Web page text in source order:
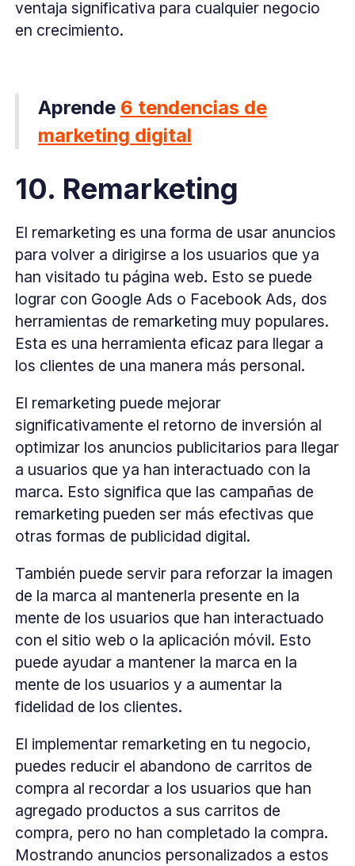
ventaja significativa para cualquier negocio
en crecimiento.
Aprende 6 tendencias de
marketing digital
10. Remarketing
El remarketing es una forma de usar anuncios
para volver a dirigirse a los usuarios que ya
han visitado tu página web. Esto se puede
lograr con Google Ads o Facebook Ads, dos
herramientas de remarketing muy populares.
Esta es una herramienta eficaz para llegar a
los clientes de una manera más personal.
El remarketing puede mejorar
significativamente el retorno de inversión al
optimizar los anuncios publicitarios para llegar
a usuarios que ya han interactuado con la
marca. Esto significa que las campañas de
remarketing pueden ser más efectivas que
otras formas de publicidad digital.
También puede servir para reforzar la imagen
de la marca al mantenerla presente en la
mente de los usuarios que han interactuado
con el sitio web o la aplicación móvil. Esto
puede ayudar a mantener la marca en la
mente de los usuarios y a aumentar la
fidelidad de los clientes.
El implementar remarketing en tu negocio,
puedes reducir el abandono de carritos de
compra al recordar a los usuarios que han
agregado productos a sus carritos de
compra, pero no han completado la compra.
Mostrando anuncios personalizados a estos